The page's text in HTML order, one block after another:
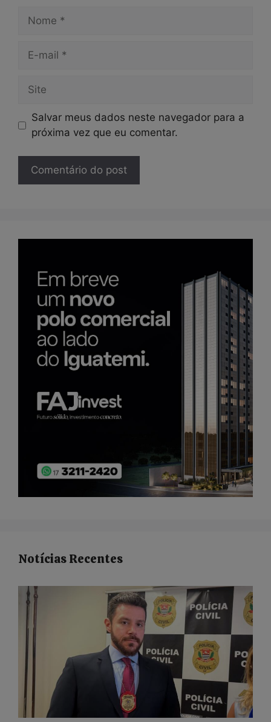
Nome
Site
Salvar meus dados neste navegador para a
próxima vez que eu comentar.
Notícias Recentes